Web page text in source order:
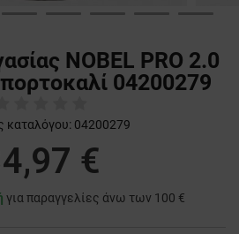
NOBEL PRO 2.0
04200279
καταλόγου: 04200279
€
για παραγγελίες άνω των 100 €